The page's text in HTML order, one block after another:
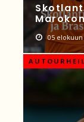
05 elokuun